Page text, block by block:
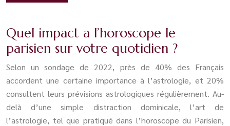
Quel impact a l’horoscope le
parisien sur votre quotidien ?
Selon un sondage de 2022, près de 40% des Français
accordent une certaine importance à l’astrologie, et 20%
consultent leurs prévisions astrologiques régulièrement. Au-
delà d’une simple distraction dominicale, l’art de
l’astrologie, tel que pratiqué dans l’horoscope du Parisien,